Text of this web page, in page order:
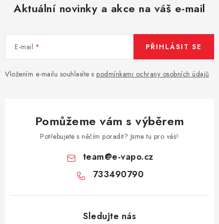
Aktuální novinky a akce na váš e-mail
E-mail
Vložením e-mailu souhlasíte s podmínkami ochrany osobních údajů
PŘIHLÁSIT SE
Pomůžeme vám s výběrem
Potřebujete s něčím poradit? Jsme tu pro vás!
team@e-vapo.cz
733490790